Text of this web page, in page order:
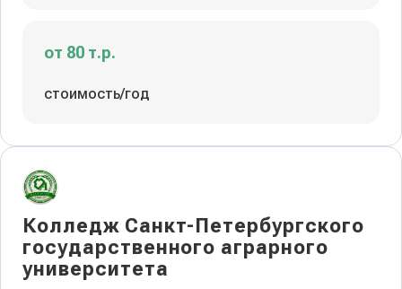
от 80 т.р.
стоимость/год
Колледж Санкт-Петербургского
государственного аграрного
университета